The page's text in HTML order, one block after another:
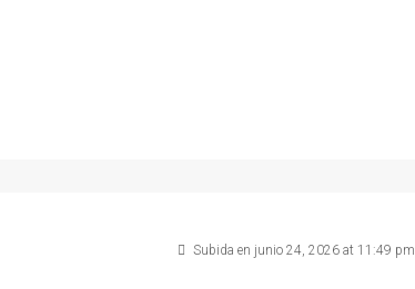
Subida en junio 24, 2026 at 11:49 pm